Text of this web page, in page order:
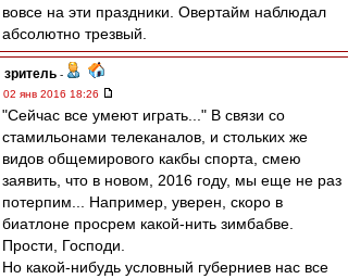
вовсе на эти праздники. Овертайм наблюдал
абсолютно трезвый.
зpитель -
02 янв 2016 18:26
"Сейчас все умеют играть..." В связи со
стамильонами телеканалов, и стольких же
видов общемирового какбы спорта, смею
заявить, что в новом, 2016 году, мы еще не раз
потерпим... Например, уверен, скоро в
биатлоне просрем какой-нить зимбабве.
Прости, Господи.
Но какой-нибудь условный губерниев нас все